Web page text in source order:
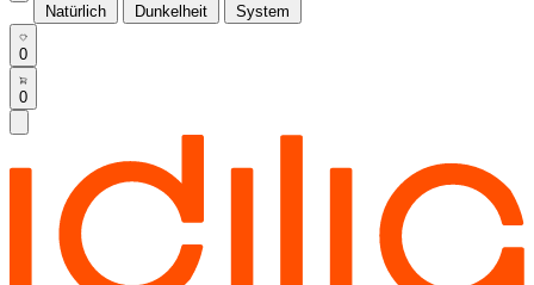
Natürlich Dunkelheit System
0
0